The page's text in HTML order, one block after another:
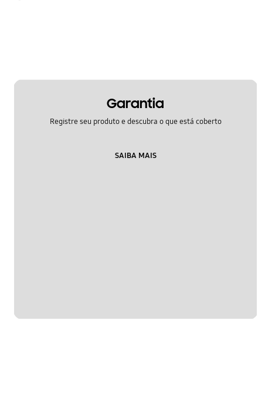
Liga/Desliga
Garantia
Registre seu produto e descubra o que está coberto
SAIBA MAIS